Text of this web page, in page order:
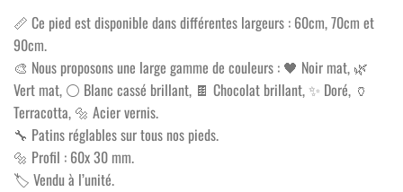
📏 Ce pied est disponible dans différentes largeurs : 60cm, 70cm et
90cm.
🎨 Nous proposons une large gamme de couleurs : 🖤 Noir mat, 🌿
Vert mat, ⚪ Blanc cassé brillant, 🍫 Chocolat brillant, ✨ Doré, 🏺
Terracotta, 🔩 Acier vernis.
🔧 Patins réglables sur tous nos pieds.
🔩 Profil : 60x 30 mm.
🏷️ Vendu à l’unité.